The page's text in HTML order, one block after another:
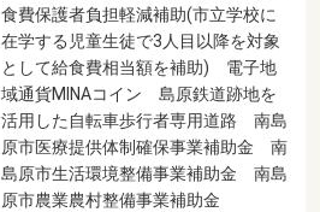
食費保護者負担軽減補助(市立学校に
在学する児童生徒で3人目以降を対象
として給食費相当額を補助) 電子地
域通貨MINAコイン 島原鉄道跡地を
活用した自転車歩行者専用道路 南島
原市医療提供体制確保事業補助金 南
島原市生活環境整備事業補助金 南島
原市農業農村整備事業補助金